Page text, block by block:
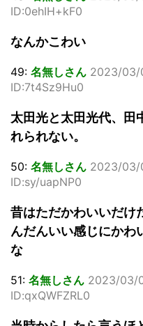
ID:0ehIH+kF0
なんかこわい
49: 名無しさん 2023/03/
ID:7t4Sz9Hu0
太田光と太田光代、田
れられない。
50: 名無しさん 2023/03/
ID:sy/uapNP0
昔はただかわいいだけ
んだんいい感じにかわ
な
51: 名無しさん 2023/03/
ID:qxQWFZRL0